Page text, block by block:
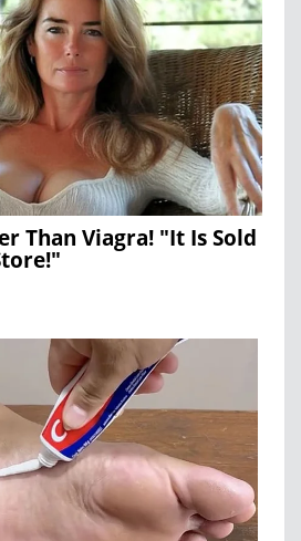
Than Viagra! "It Is Sold